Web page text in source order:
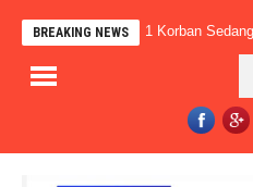
BREAKING NEWS
Sumatera, 1 Korban Sedang Kritis.